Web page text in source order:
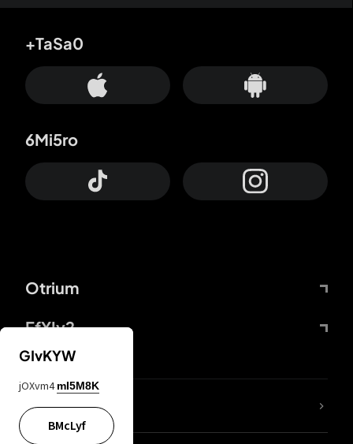
Otrium
FfYIy2
+TaSa0
6Mi5ro
65A04M
GIvKYW
jOXvm4 mI5M8K
BMcLyf